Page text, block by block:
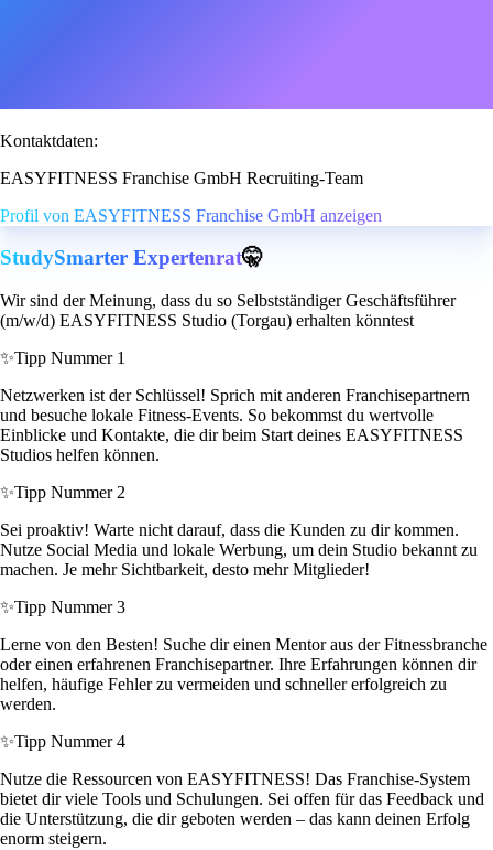
Kontaktdaten:
EASYFITNESS Franchise GmbH Recruiting-Team
Profil von EASYFITNESS Franchise GmbH anzeigen
StudySmarter Expertenrat🤫
Wir sind der Meinung, dass du so Selbstständiger Geschäftsführer
(m/w/d) EASYFITNESS Studio (Torgau) erhalten könntest
✨Tipp Nummer 1
Netzwerken ist der Schlüssel! Sprich mit anderen Franchisepartnern
und besuche lokale Fitness-Events. So bekommst du wertvolle
Einblicke und Kontakte, die dir beim Start deines EASYFITNESS
Studios helfen können.
✨Tipp Nummer 2
Sei proaktiv! Warte nicht darauf, dass die Kunden zu dir kommen.
Nutze Social Media und lokale Werbung, um dein Studio bekannt zu
machen. Je mehr Sichtbarkeit, desto mehr Mitglieder!
✨Tipp Nummer 3
Lerne von den Besten! Suche dir einen Mentor aus der Fitnessbranche
oder einen erfahrenen Franchisepartner. Ihre Erfahrungen können dir
helfen, häufige Fehler zu vermeiden und schneller erfolgreich zu
werden.
✨Tipp Nummer 4
Nutze die Ressourcen von EASYFITNESS! Das Franchise-System
bietet dir viele Tools und Schulungen. Sei offen für das Feedback und
die Unterstützung, die dir geboten werden – das kann deinen Erfolg
enorm steigern.